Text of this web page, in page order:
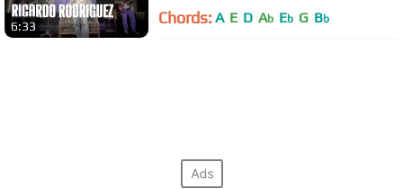
6:33 Chords: A E D Ab Eb G Bb